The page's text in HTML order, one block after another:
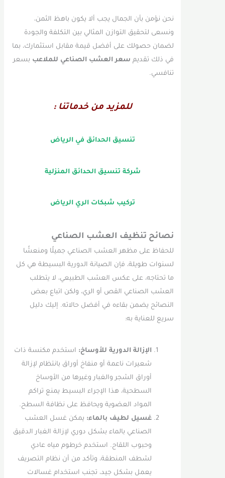
نحن نؤمن بأن الجمال يجب ألا يكون باهظ الثمن،
ونسعى لتحقيق التوازن المثالي بين التكلفة والجودة
لضمان حصولك على أفضل قيمة مقابل استثمارك، بما
في ذلك تقديمسعر العشب الصناعي للملاعببسعر
تنافسي.
للمزيد من خدماتنا :
تنسيق الحدائق في الرياض
شركة تنسيق الحدائق المنزلية
تركيب شبكات الري الرياض
نصائح تنظيف العشب الصناعي
للحفاظ على مظهر العشب الصناعي جميلًا ومنعشًا
لسنوات طويلة، فإن الصيانة الدورية البسيطة هي كل
ما تحتاجه، على عكس العشب الطبيعي، لا يتطلب
العشب الصناعي القص أو الري، ولكن اتباع بعض
النصائح يضمن بقاءه في أفضل حالاته. إليك دليل
سريع للعناية به:
الإزالة الدورية للأوساخ:استخدم مكنسة ذات
شعيرات ناعمة أو منفاخ أوراق بانتظام لإزالة
أوراق الشجر والغبار وغيرها من الأوساخ
السطحية، هذا الإجراء البسيط يمنع تراكم
المواد العضوية ويحافظ على نظافة السطح.
غسيل لطيف بالماء:يمكن غسل العشب
الصناعي بالماء بشكل دوري لإزالة الغبار الدقيق
وحبوب اللقاح. استخدم خرطوم مياه عادي
لشطف المنطقة، وتأكد من أن نظام التصريف
يعمل بشكل جيد، تجنب استخدام غسالات